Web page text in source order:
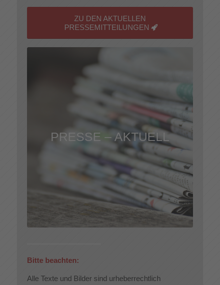
ZU DEN AKTUELLEN
PRESSEMITTEILUNGEN
PRESSE – AKTUELL
Bitte beachten:
Alle Texte und Bilder sind urheberrechtlich